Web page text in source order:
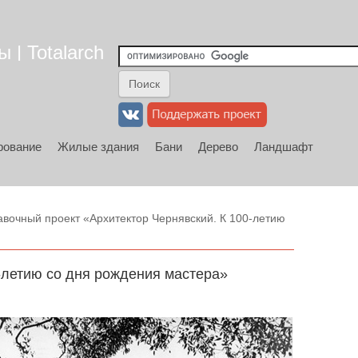
| Totalarch
Жилые здания Бани Дерево
Ландшафт
проект «Архитектор Чернявский. К 100-летию
со дня рождения мастера»